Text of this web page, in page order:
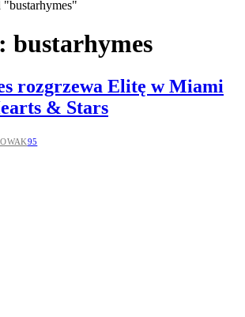
"bustarhymes"
bustarhymes
rozgrzewa Elitę w Miami
& Stars
95